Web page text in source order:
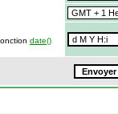
date()